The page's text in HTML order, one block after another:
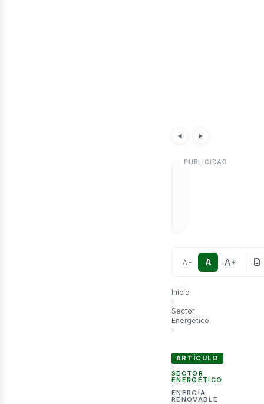
◀ Noticias
▶
A − A A +
Inicio
›
Sector
Energético
›
ARTÍCULO
›
SECTOR
ENERGÉTICO
›
ENERGÍA
RENOVABLE